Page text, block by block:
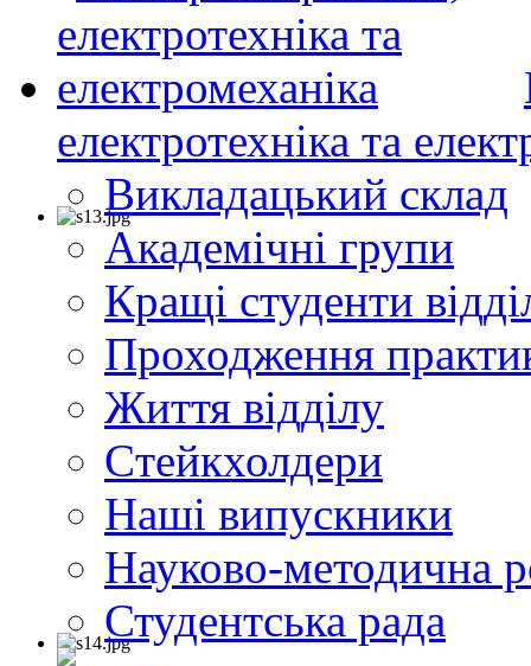
електротехніка та
Викладацький склад
Академічні групи
Кращі студенти
Проходження
Життя відділу
Cтейкхолдери
Наші випускники
Науково-методична
Студентська рада